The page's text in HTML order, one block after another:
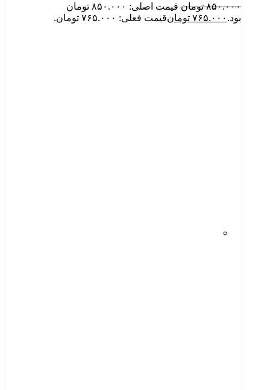
۸۵۰.۰۰۰ تومان
قیمت اصلی: ۸۵۰.۰۰۰ تومان
بود. ۷۶۵.۰۰۰ تومانقیمت فعلی: ۷۶۵.۰۰۰ تومان.